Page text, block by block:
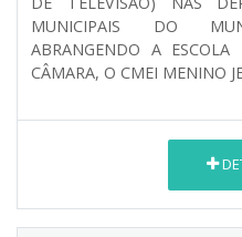
MUNICIPAIS DO
ABRANGENDO A
CÂMARA, O CMEI MENINO